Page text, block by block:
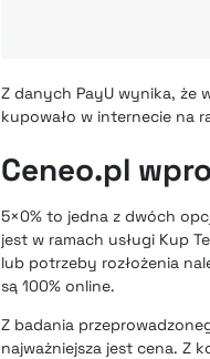
Z danych PayU wynika, że
kupowało w internecie na
Ceneo.pl
5×0% to jedna z dwóch
jest w ramach usługi Kup
lub potrzeby rozłożenia
są 100% online.
Z badania
najważniejsza jest cena. Z